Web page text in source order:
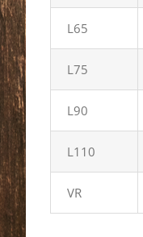
L65
L75
L90
L110
VR